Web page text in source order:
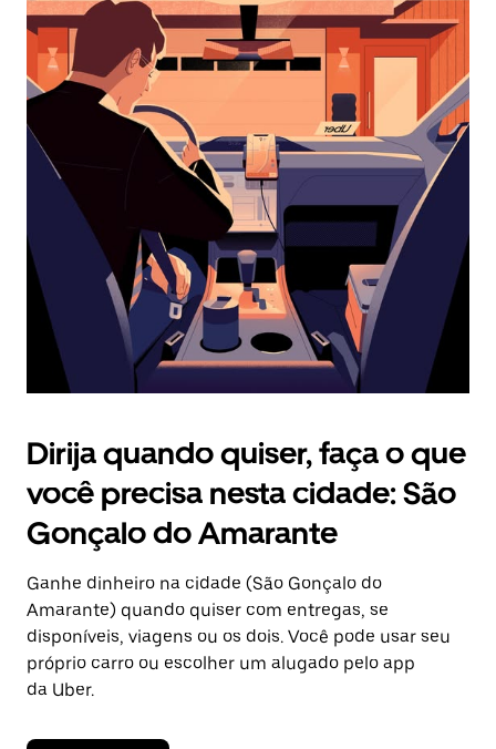
o
calendário
selecionar
uma
data.
Pressione
a
tecla
“ESC”
o
calendário.
Dirija quando quiser, faça o que
você precisa nesta cidade: São
Gonçalo do Amarante
Ganhe dinheiro na cidade (São Gonçalo do
Amarante) quando quiser com entregas, se
disponíveis, viagens ou os dois. Você pode usar seu
próprio carro ou escolher um alugado pelo app
da Uber.